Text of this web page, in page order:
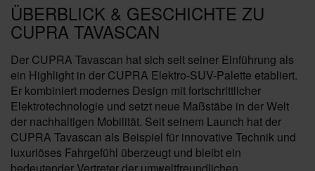
ÜBERBLICK & GESCHICHTE ZU
CUPRA TAVASCAN
Der CUPRA Tavascan hat sich seit seiner Einführung als
ein Highlight in der CUPRA Elektro-SUV-Palette etabliert.
Er kombiniert modernes Design mit fortschrittlicher
Elektrotechnologie und setzt neue Maßstäbe in der Welt
der nachhaltigen Mobilität. Seit seinem Launch hat der
CUPRA Tavascan als Beispiel für innovative Technik und
luxuriöses Fahrgefühl überzeugt und bleibt ein